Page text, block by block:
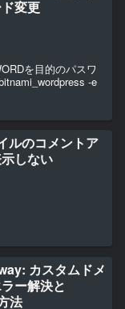
変更
を目的のパスワ
-e
ルのコメントア
しない
カスタムドメ
ー解決と
法